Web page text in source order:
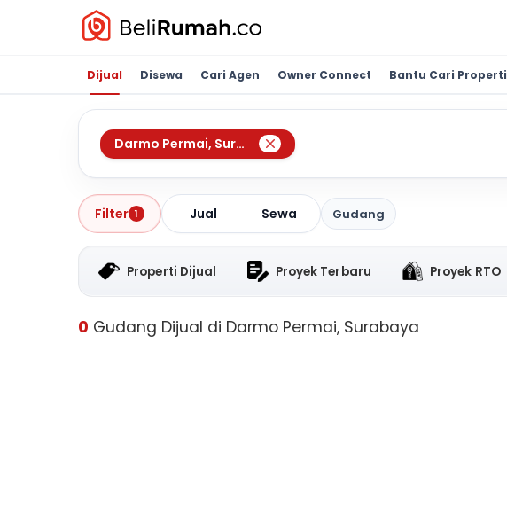
Dijual Disewa Cari Agen Owner Connect Bantu Cari Properti
Darmo Permai, Surabaya
Filter 1 Jual Sewa Gudang
Properti Dijual Proyek Terbaru Proyek RTO
0 Gudang Dijual di Darmo Permai, Surabaya